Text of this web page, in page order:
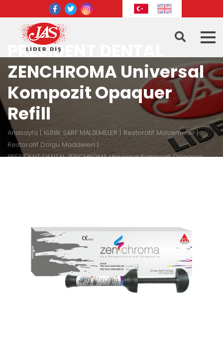
PRESIDENT DENTAL
ZENCHROMA Universal
Kompozit Opaquer
Refill
Anasayfa KLİNİK SARF MALZEMELER
Restoratif Malzemeler
Restoratif Dolgu Maddeleri
PRESIDENT DENTAL ZENCHROMA Universal Kompozit Opaquer